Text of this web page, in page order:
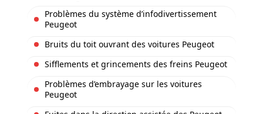
Problèmes du système d’infodivertissement
Peugeot
Bruits du toit ouvrant des voitures Peugeot
Sifflements et grincements des freins Peugeot
Problèmes d’embrayage sur les voitures
Peugeot